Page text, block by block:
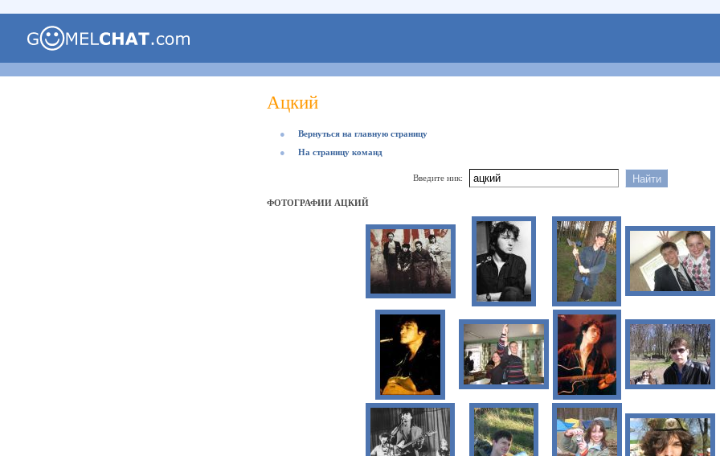
Ацкий
●
Вернуться на главную страницу
●
На страницу команд
Введите ник:
ФОТОГРАФИИ АЦКИЙ